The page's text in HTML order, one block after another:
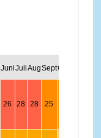
JuniJuliAugSeptOkt
26 28 28 25